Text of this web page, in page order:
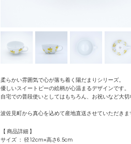
柔らかい雰囲気で心が落ち着く陽だまりシリーズ。
優しいスイートピーの絵柄が心温まるデザインです。
自宅での普段使いとしてはもちろん、お祝いなど大
波佐見町から真心を込めて産地直送させていただきま
【 商品詳細 】
サイズ ： 径12cm×高さ6.5cm